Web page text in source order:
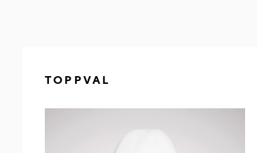
TOPPVAL